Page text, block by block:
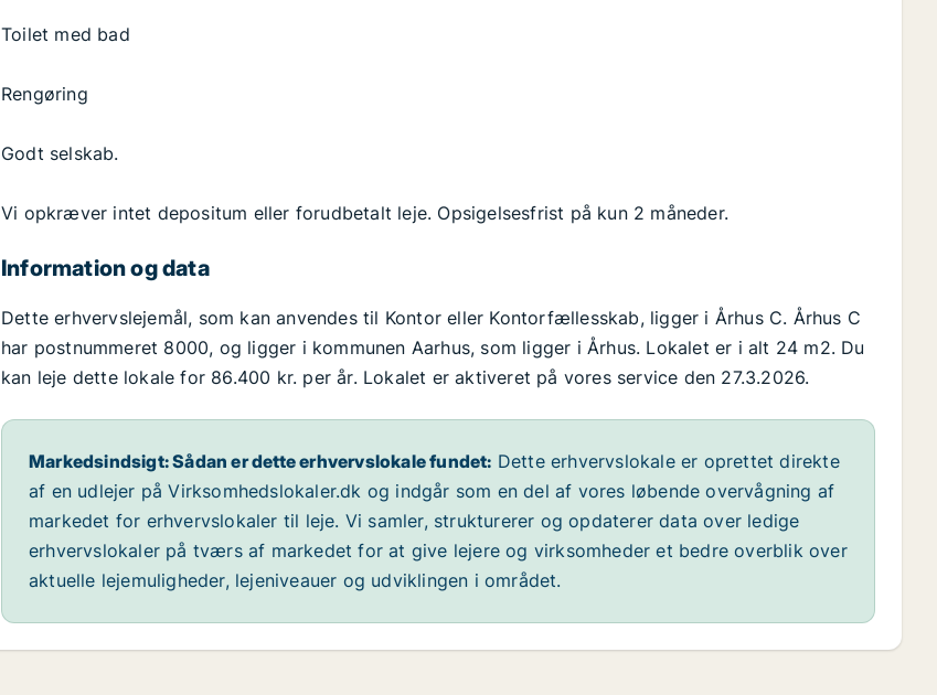
Toilet med bad
Rengøring
Godt selskab.
Vi opkræver intet depositum eller forudbetalt leje. Opsigelsesfrist på kun 2 måneder.
Information og data
Dette erhvervslejemål, som kan anvendes til Kontor eller Kontorfællesskab, ligger i Århus C. Århus C
har postnummeret 8000, og ligger i kommunen Aarhus, som ligger i Århus. Lokalet er i alt 24 m2. Du
kan leje dette lokale for 86.400 kr. per år. Lokalet er aktiveret på vores service den 27.3.2026.
Markedsindsigt: Sådan er dette erhvervslokale fundet: Dette erhvervslokale er oprettet direkte
af en udlejer på Virksomhedslokaler.dk og indgår som en del af vores løbende overvågning af
markedet for erhvervslokaler til leje. Vi samler, strukturerer og opdaterer data over ledige
erhvervslokaler på tværs af markedet for at give lejere og virksomheder et bedre overblik over
aktuelle lejemuligheder, lejeniveauer og udviklingen i området.